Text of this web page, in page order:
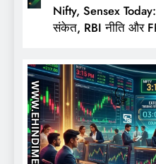
Nifty, Sensex
संकेत, RBI नीति और